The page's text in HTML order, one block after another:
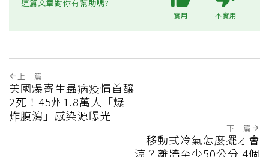
這篇文章對你有幫助嗎?
實用 不實用
上一篇
美國爆寄生蟲病疫情首釀
2死！45州1.8萬人「爆
炸腹瀉」感染源曝光
下一篇
移動式冷氣怎麼擺才會
涼？離牆至少50公分 4個